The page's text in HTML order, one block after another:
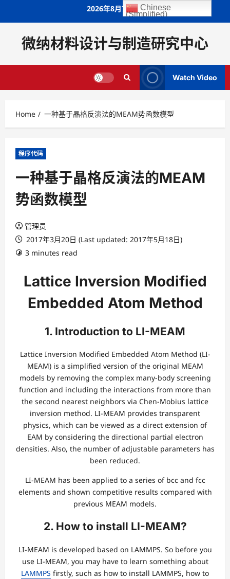
2026年8月7日
微纳材料设计与制造研究中心
Watch Video
Home 一种基于晶格反演法的MEAM势函数模型
程序代码
一种基于晶格反演法的MEAM
势函数模型
管理员
2017年3月20日 (Last updated: 2017年5月18日)
3 minutes read
Lattice Inversion Modified
Embedded Atom Method
1. Introduction to LI-MEAM
Lattice Inversion Modified Embedded Atom Method (LI-
MEAM) is a simplified version of the original MEAM
models by removing the complex many-body screening
function and including the interactions from more than
the second nearest neighbors via Chen-Mobius lattice
inversion method. LI-MEAM provides transparent
physics, which can be viewed as a direct extension of
EAM by considering the directional partial electron
densities. Also, the number of adjustable parameters has
been reduced.
LI-MEAM has been applied to a series of bcc and fcc
elements and shown competitive results compared with
previous MEAM models.
2. How to install LI-MEAM?
LI-MEAM is developed based on LAMMPS. So before you
use LI-MEAM, you may have to learn something about
LAMMPS firstly, such as how to install LAMMPS, how to
Chinese
(Simplified)